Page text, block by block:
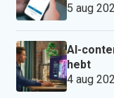
5 aug
AI-
hebt
4 aug